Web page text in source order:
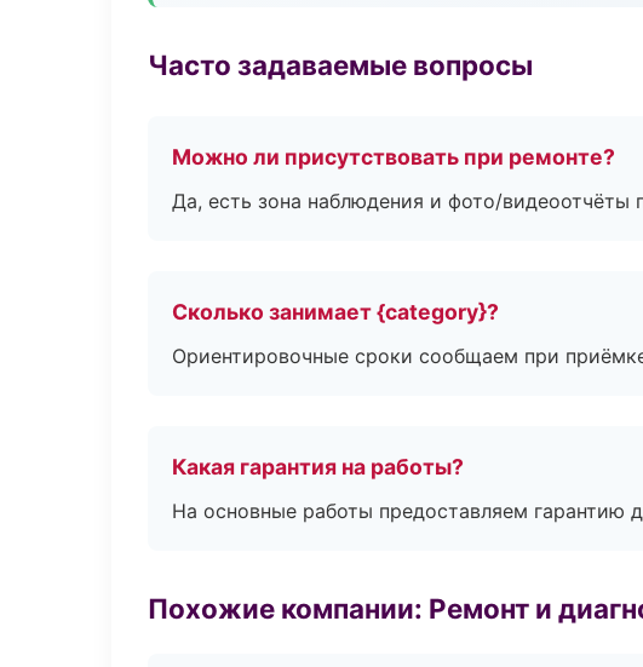
Часто задаваемые вопросы
Можно ли присутствовать при ремонте?
Да, есть зона наблюдения и фото/видеоотчёты
Сколько занимает {category}?
Ориентировочные сроки сообщаем при
Какая гарантия на работы?
На основные работы предоставляем гарантию
Похожие компании: Ремонт и